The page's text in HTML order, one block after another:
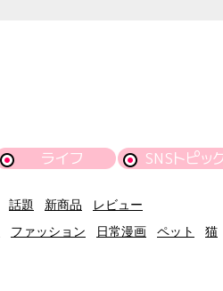
ライフ SNSトピッ
話題 新商品
レビュー
ファッション 日常漫画 ペット 猫